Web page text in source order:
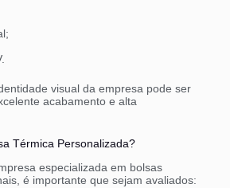
visual da empresa pode ser
acabamento e alta
Térmica Personalizada?
especializada em bolsas
é importante que sejam avaliados: